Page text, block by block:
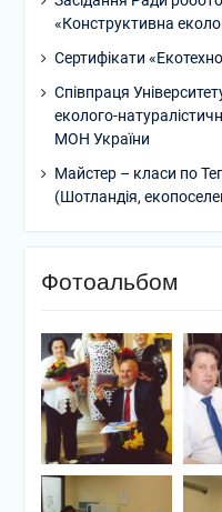
«Конструктивна
Сертифікати
Співпраця
еколого-
МОН України
Майстер – класи по
(Шотландія,
Фотоальбом